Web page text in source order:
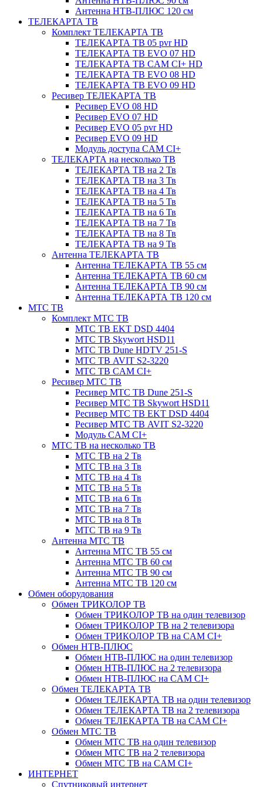
Антенна НТВ-ПЛЮС 120 см
ТЕЛЕКАРТА ТВ
Комплект ТЕЛЕКАРТА ТВ
ТЕЛЕКАРТА ТВ 05 pvr HD
ТЕЛЕКАРТА ТВ EVO 07 HD
ТЕЛЕКАРТА ТВ CAM CI+ HD
ТЕЛЕКАРТА ТВ EVO 08 HD
ТЕЛЕКАРТА ТВ EVO 09 HD
Ресивер ТЕЛЕКАРТА ТВ
Ресивер EVO 08 HD
Ресивер EVO 07 HD
Ресивер EVO 05 pvr HD
Ресивер EVO 09 HD
Модуль доступа CAM CI+
ТЕЛЕКАРТА на несколько ТВ
ТЕЛЕКАРТА ТВ на 2 Тв
ТЕЛЕКАРТА ТВ на 3 Тв
ТЕЛЕКАРТА ТВ на 4 Тв
ТЕЛЕКАРТА ТВ на 5 Тв
ТЕЛЕКАРТА ТВ на 6 Тв
ТЕЛЕКАРТА ТВ на 7 Тв
ТЕЛЕКАРТА ТВ на 8 Тв
ТЕЛЕКАРТА ТВ на 9 Тв
Антенна ТЕЛЕКАРТА ТВ
Антенна ТЕЛЕКАРТА ТВ 55 см
Антенна ТЕЛЕКАРТА ТВ 60 см
Антенна ТЕЛЕКАРТА ТВ 90 см
Антенна ТЕЛЕКАРТА ТВ 120 см
МТС ТВ
Комплект МТС ТВ
МТС ТВ EKT DSD 4404
МТС ТВ Skywort HSD11
МТС ТВ Dune HDTV 251-S
МТС ТВ AVIT S2-3220
МТС ТВ CAM CI+
Ресивер МТС ТВ
Ресивер МТС ТВ Dune 251-S
Ресивер МТС ТВ Skywort HSD11
Ресивер МТС ТВ EKT DSD 4404
Ресивер МТС ТВ AVIT S2-3220
Модуль CAM CI+
МТС ТВ на несколько ТВ
МТС ТВ на 2 Тв
МТС ТВ на 3 Тв
МТС ТВ на 4 Тв
МТС ТВ на 5 Тв
МТС ТВ на 6 Тв
МТС ТВ на 7 Тв
МТС ТВ на 8 Тв
МТС ТВ на 9 Тв
Антенна МТС ТВ
Антенна МТС ТВ 55 см
Антенна МТС ТВ 60 см
Антенна МТС ТВ 90 см
Антенна МТС ТВ 120 см
Обмен оборудования
Обмен ТРИКОЛОР ТВ
Обмен ТРИКОЛОР ТВ на один телевизор
Обмен ТРИКОЛОР ТВ на 2 телевизора
Обмен ТРИКОЛОР ТВ на CAM CI+
Обмен НТВ-ПЛЮС
Обмен НТВ-ПЛЮС на один телевизор
Обмен НТВ-ПЛЮС на 2 телевизора
Обмен НТВ-ПЛЮС на CAM CI+
Обмен ТЕЛЕКАРТА ТВ
Обмен ТЕЛЕКАРТА ТВ на один телевизор
Обмен ТЕЛЕКАРТА ТВ на 2 телевизора
Обмен ТЕЛЕКАРТА ТВ на CAM CI+
Обмен МТС ТВ
Обмен МТС ТВ на один телевизор
Обмен МТС ТВ на 2 телевизора
Обмен МТС ТВ на CAM CI+
ИНТЕРНЕТ
Спутниковый интернет